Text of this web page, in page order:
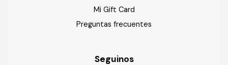
Mi Gift Card
Preguntas frecuentes
Seguinos